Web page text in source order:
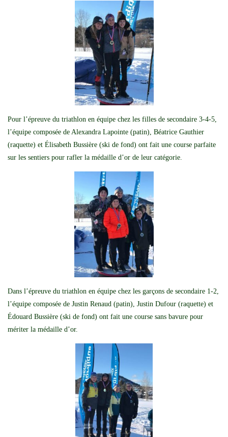
Pour l’épreuve du triathlon en équipe chez les filles de secondaire 3-4-5,
l’équipe composée de Alexandra Lapointe (patin), Béatrice Gauthier
(raquette) et Élisabeth Bussière (ski de fond) ont fait une course parfaite
sur les sentiers pour rafler la médaille d’or de leur catégorie.
Dans l’épreuve du triathlon en équipe chez les garçons de secondaire 1-2,
l’équipe composée de Justin Renaud (patin), Justin Dufour (raquette) et
Édouard Bussière (ski de fond) ont fait une course sans bavure pour
mériter la médaille d’or.